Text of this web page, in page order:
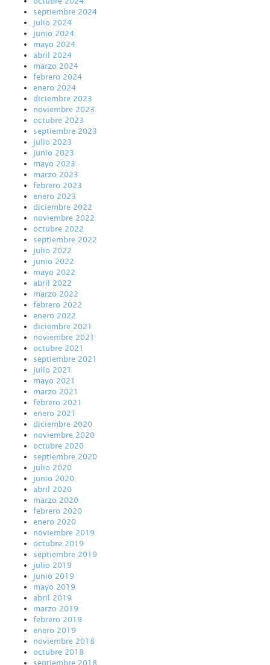
septiembre 2024
julio 2024
junio 2024
mayo 2024
abril 2024
marzo 2024
febrero 2024
enero 2024
diciembre 2023
noviembre 2023
octubre 2023
septiembre 2023
julio 2023
junio 2023
mayo 2023
marzo 2023
febrero 2023
enero 2023
diciembre 2022
noviembre 2022
octubre 2022
septiembre 2022
julio 2022
junio 2022
mayo 2022
abril 2022
marzo 2022
febrero 2022
enero 2022
diciembre 2021
noviembre 2021
octubre 2021
septiembre 2021
julio 2021
mayo 2021
marzo 2021
febrero 2021
enero 2021
diciembre 2020
noviembre 2020
octubre 2020
septiembre 2020
julio 2020
junio 2020
abril 2020
marzo 2020
febrero 2020
enero 2020
noviembre 2019
octubre 2019
septiembre 2019
julio 2019
junio 2019
mayo 2019
abril 2019
marzo 2019
febrero 2019
enero 2019
noviembre 2018
octubre 2018
septiembre 2018